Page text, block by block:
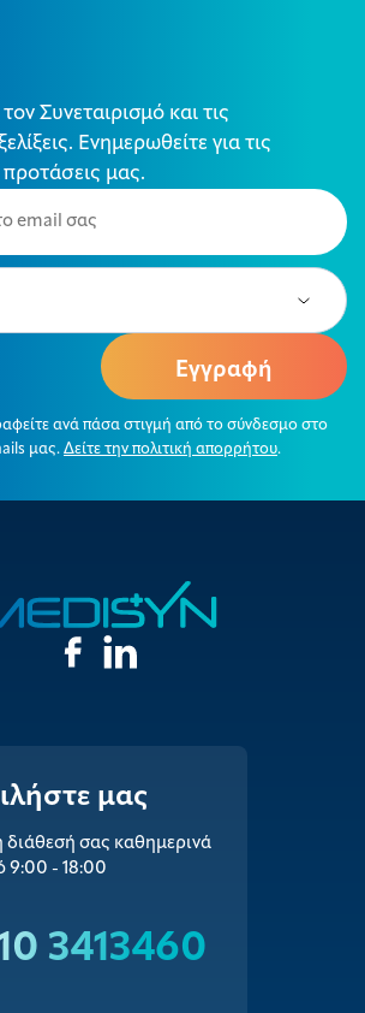
Συνεταιρισμό και τις
Ενημερωθείτε για τις
προτάσεις μας.
ανά πάσα στιγμή από το σύνδεσμο στο
μας. Δείτε την πολιτική απορρήτου.
μας
διάθεσή σας καθημερινά
9:00 - 18:00
3413460